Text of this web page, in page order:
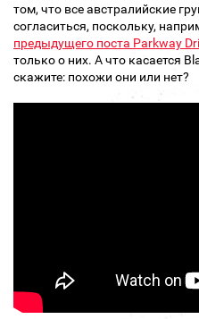
том, что все австралийские
согласиться, поскольку,
предыдущего поста Parkway
только о них. А что касается
скажите: похожи они или нет?